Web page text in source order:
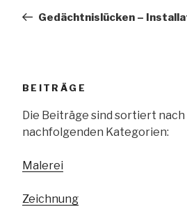
Gedächtnislücken –
BEITRÄGE
Die Beiträge sind sortiert nach
nachfolgenden Kategorien:
Malerei
Zeichnung